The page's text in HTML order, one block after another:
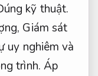
kỹ thuật.
Giám sát
uy nghiêm và
trình. Áp